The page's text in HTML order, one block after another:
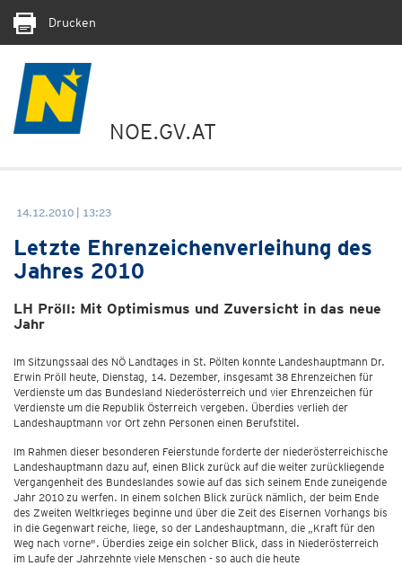
Drucken
NOE.GV.AT
14.12.2010 | 13:23
Letzte Ehrenzeichenverleihung des
Jahres 2010
LH Pröll: Mit Optimismus und Zuversicht in das neue
Jahr
Im Sitzungssaal des NÖ Landtages in St. Pölten konnte Landeshauptmann Dr.
Erwin Pröll heute, Dienstag, 14. Dezember, insgesamt 38 Ehrenzeichen für
Verdienste um das Bundesland Niederösterreich und vier Ehrenzeichen für
Verdienste um die Republik Österreich vergeben. Überdies verlieh der
Landeshauptmann vor Ort zehn Personen einen Berufstitel.
Im Rahmen dieser besonderen Feierstunde forderte der niederösterreichische
Landeshauptmann dazu auf, einen Blick zurück auf die weiter zurückliegende
Vergangenheit des Bundeslandes sowie auf das sich seinem Ende zuneigende
Jahr 2010 zu werfen. In einem solchen Blick zurück nämlich, der beim Ende
des Zweiten Weltkrieges beginne und über die Zeit des Eisernen Vorhangs bis
in die Gegenwart reiche, liege, so der Landeshauptmann, die „Kraft für den
Weg nach vorne". Überdies zeige ein solcher Blick, dass in Niederösterreich
im Laufe der Jahrzehnte viele Menschen - so auch die heute